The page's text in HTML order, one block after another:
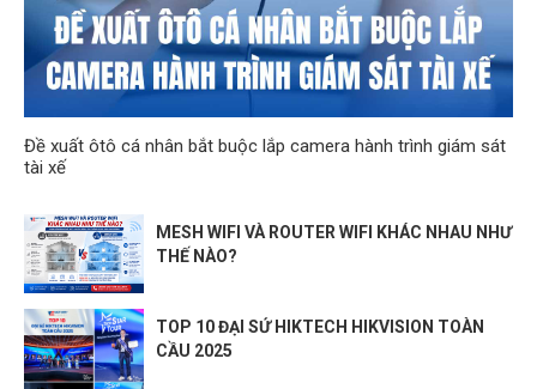
Đề xuất ôtô cá nhân bắt buộc lắp camera hành trình giám sát
tài xế
MESH WIFI VÀ ROUTER WIFI KHÁC NHAU NHƯ
THẾ NÀO?
TOP 10 ĐẠI SỨ HIKTECH HIKVISION TOÀN
CẦU 2025